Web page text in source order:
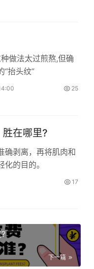
做法太过煎熬,但确
抬头纹”
25
在哪里?
确剥离，再将肌肉和
的目的。
17
下一篇